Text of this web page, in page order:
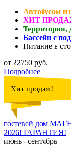
Автобусом
ХИТ
Территория,
Бассейн с
Питание в
от 22750 руб.
Подробнее
Хит продаж!
гостевой дом
2026! ГАРАНТИЯ!
июнь - сентябрь